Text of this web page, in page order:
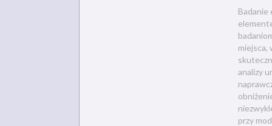
Badanie
miejsca,
analizy
przy